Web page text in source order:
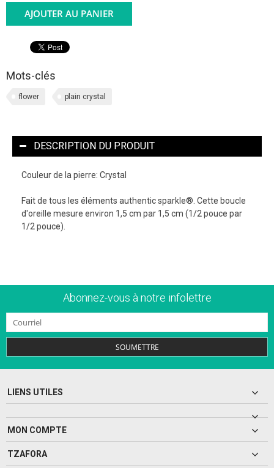
AJOUTER AU PANIER
Mots-clés
flower plain crystal
DESCRIPTION DU PRODUIT
Couleur de la pierre: Crystal
Fait de tous les éléments authentic sparkle®. Cette boucle
d'oreille mesure environ 1,5 cm par 1,5 cm (1/2 pouce par
1/2 pouce).
Abonnez-vous à notre infolettre
SOUMETTRE
LIENS UTILES
MON COMPTE
TZAFORA